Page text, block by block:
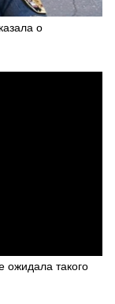
о
ожидала такого